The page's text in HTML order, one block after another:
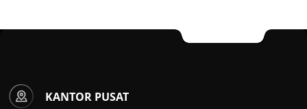
KANTOR PUSAT